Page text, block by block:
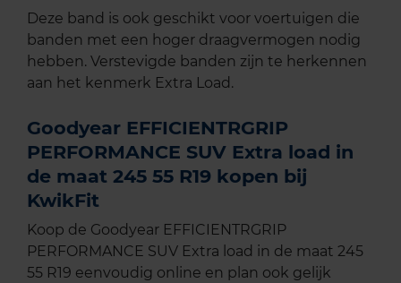
Deze band is ook geschikt voor voertuigen die
banden met een hoger draagvermogen nodig
hebben. Verstevigde banden zijn te herkennen
aan het kenmerk Extra Load.
Goodyear EFFICIENTRGRIP
PERFORMANCE SUV Extra load in
de maat 245 55 R19 kopen bij
KwikFit
Koop de Goodyear EFFICIENTRGRIP
PERFORMANCE SUV Extra load in de maat 245
55 R19 eenvoudig online en plan ook gelijk